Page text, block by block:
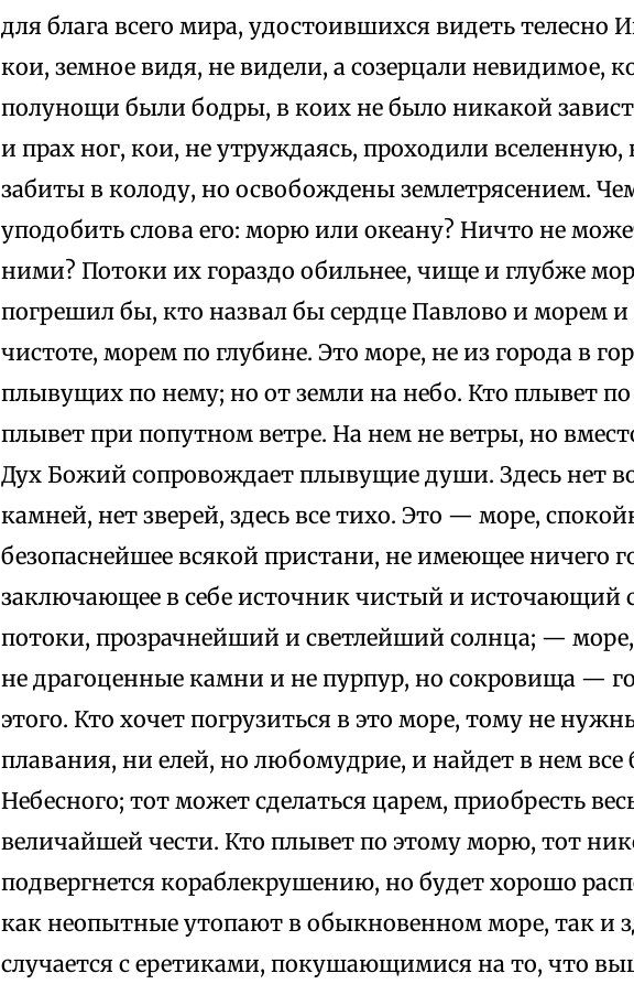
для блага всего мира, удостоившихся видеть телесно
кои, земное видя, не видели, а созерцали невидимое,
полунощи были бодры, в коих не было никакой
и прах ног, кои, не утруждаясь, проходили
забиты в колоду, но освобождены землетрясением.
уподобить слова его: морю или океану? Ничто не
ними? Потоки их гораздо обильнее, чище и глубже
погрешил бы, кто назвал бы сердце Павлово и морем
чистоте, морем по глубине. Это море, не из города в
плывущих по нему; но от земли на небо. Кто плывет
плывет при попутном ветре. На нем не ветры, но
Дух Божий сопровождает плывущие души. Здесь нет
камней, нет зверей, здесь все тихо. Это — море,
безопаснейшее всякой пристани, не имеющее ничего
заключающее в себе источник чистый и источающий
потоки, прозрачнейший и светлейший солнца; — море,
не драгоценные камни и не пурпур, но сокровища —
этого. Кто хочет погрузиться в это море, тому не
плавания, ни елей, но любомудрие, и найдет в нем все
Небесного; тот может сделаться царем, приобресть
величайшей чести. Кто плывет по этому морю, тот
подвергнется кораблекрушению, но будет хорошо
как неопытные утопают в обыкновенном море, так и
случается с еретиками, покушающимися на то, что